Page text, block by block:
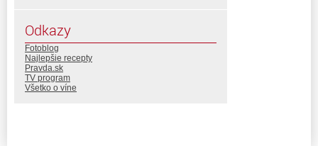
Odkazy
Fotoblog
Najlepšie recepty
Pravda.sk
TV program
Všetko o víne